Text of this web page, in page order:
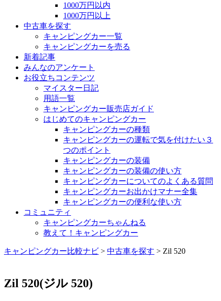
1000万円以内
1000万円以上
中古車を探す
キャンピングカー一覧
キャンピングカーを売る
新着記事
みんなのアンケート
お役立ちコンテンツ
マイスター日記
用語一覧
キャンピングカー販売店ガイド
はじめてのキャンピングカー
キャンピングカーの種類
キャンピングカーの運転で気を付けたい３
つのポイント
キャンピングカーの装備
キャンピングカーの装備の使い方
キャンピングカーについてのよくある質問
キャンピングカーお出かけマナー全集
キャンピングカーの便利な使い方
コミュニティ
キャンピングカーちゃんねる
教えて！キャンピングカー
キャンピングカー比較ナビ > 中古車を探す > Zil 520
Zil 520(ジル 520)